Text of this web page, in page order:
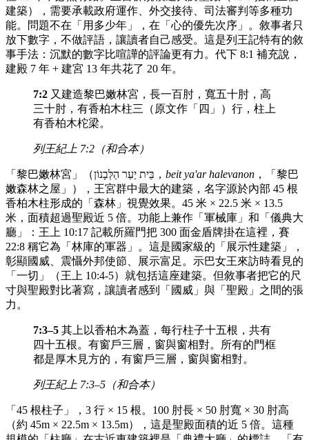
建築），需要承載政府運作、外交接待、司法審判等多種功
能。問題不在「用多少年」，在「心的優先次序」。敘事者只
放下數字，不做評語，讓讀者自己感受。這是列王記特有的敘
事手法：沉默的數字比喧譁的評論更有力。代下 8:1 補充說，
建殿 7 年 + 建宮 13 年共花了 20 年。
7:2 又建造黎巴嫩林宮，長一百肘，寬五十肘，高
三十肘，有香柏木柱三（原文作「四」）行，柱上
有香柏木柁梁。
列王紀上 7:2（和合本）
「黎巴嫩林宮」（בֵּית יַעַר הַלְּבָנוֹן， beit ya'ar halevanon ，「黎巴
嫩森林之屋」），王宮群中最大的建築，名字源於內部 45 根
香柏木柱形成的「森林」視覺效果。45 米 × 22.5 米 × 13.5
米，面積超過聖殿近 5 倍。功能上兼作「軍械庫」和「儀典大
廳」：王上 10:17 記載所羅門把 300 面金盾牌掛在這裡，賽
22:8 稱它為「林庫的軍器」。這是國家級的「展示性建築」，
彰顯國威、震懾外邦使節、展示富足。示巴女王來訪時看見的
「一切」（王上 10:4-5）就包括這座建築。但敘事者把它的尺
寸與聖殿對比著寫，讓讀者感到「國威」與「聖殿」之間的張
力。
7:3–5 其上以香柏木為蓋，每行柱子十五根，共有
四十五根。有窗戶三層，窗與窗相對。所有的門框
都是厚木見方的，有窗戶三層，窗與窗相對。
列王紀上 7:3–5（和合本）
「45 根柱子」，3 行 × 15 根。100 肘長 × 50 肘寬 × 30 肘高
（約 45m × 22.5m × 13.5m），這是聖殿面積的近 5 倍。這種